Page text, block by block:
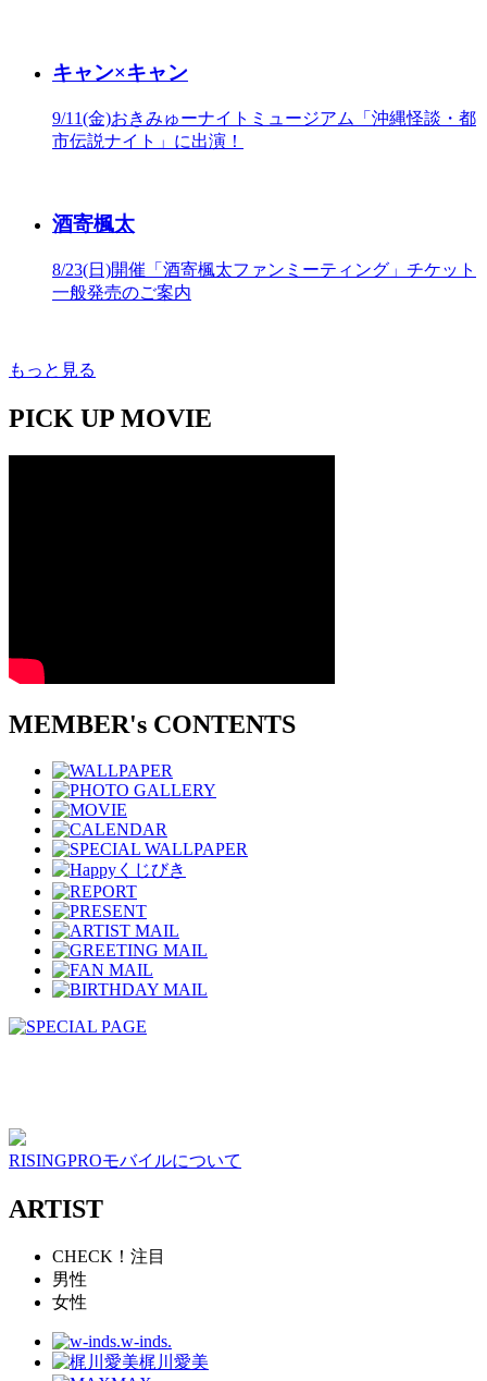
キャン×キャン
9/11(金)おきみゅーナイトミュージアム「沖縄怪談・都
市伝説ナイト」に出演！
酒寄楓太
8/23(日)開催「酒寄楓太ファンミーティング」チケット
一般発売のご案内
もっと見る
PICK UP MOVIE
MEMBER's CONTENTS
RISINGPROモバイルについて
ARTIST
CHECK！注目
男性
女性
w-inds.
梶川愛美